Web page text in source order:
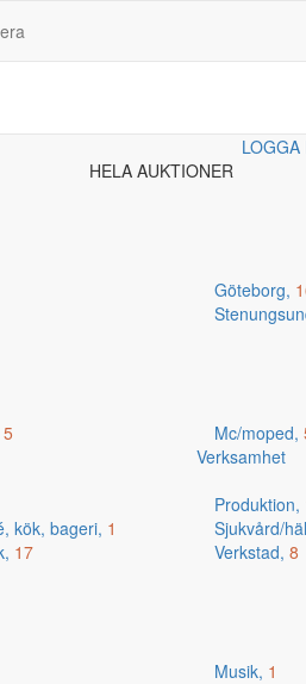
LOGGA
HELA AUKTIONER
Göteborg,
5 Mc/moped,
Verksamhet
Produktion,
kök, bageri, 1 Sjukvård/
17 Verkstad, 8
Musik, 1